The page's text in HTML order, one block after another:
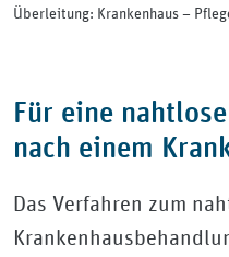
Überleitung: Krankenhaus –
Für eine
nach einem
Das Verfahren zum